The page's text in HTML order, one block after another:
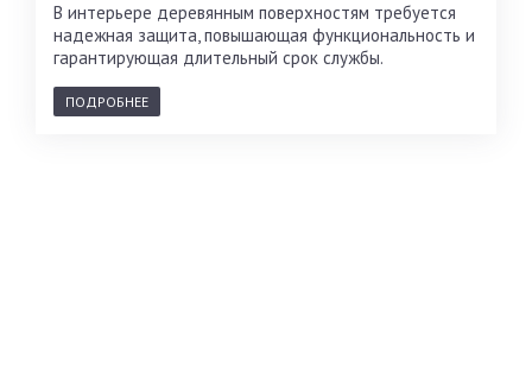
В интерьере деревянным поверхностям требуется
надежная защита, повышающая функциональность и
гарантирующая длительный срок службы.
ПОДРОБНЕЕ